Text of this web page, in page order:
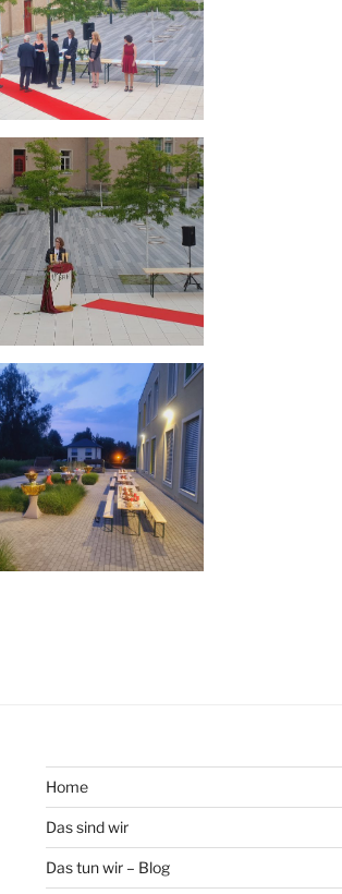
Home
Das sind wir
Das tun wir – Blog